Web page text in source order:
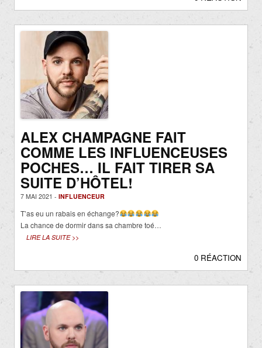
ALEX CHAMPAGNE FAIT
COMME LES INFLUENCEUSES
POCHES… IL FAIT TIRER SA
SUITE D’HÔTEL!
7 MAI 2021 - INFLUENCEUR
T’as eu un rabais en échange?
La chance de dormir dans sa chambre toé…
LIRE LA SUITE >>
0 RÉACTION